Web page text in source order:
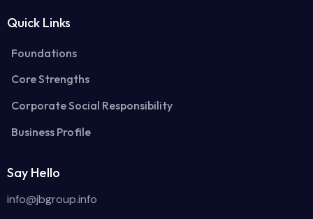
Quick Links
Foundations
Core Strengths
Corporate Social Responsibility
Business Profile
Say Hello
info@jbgroup.info